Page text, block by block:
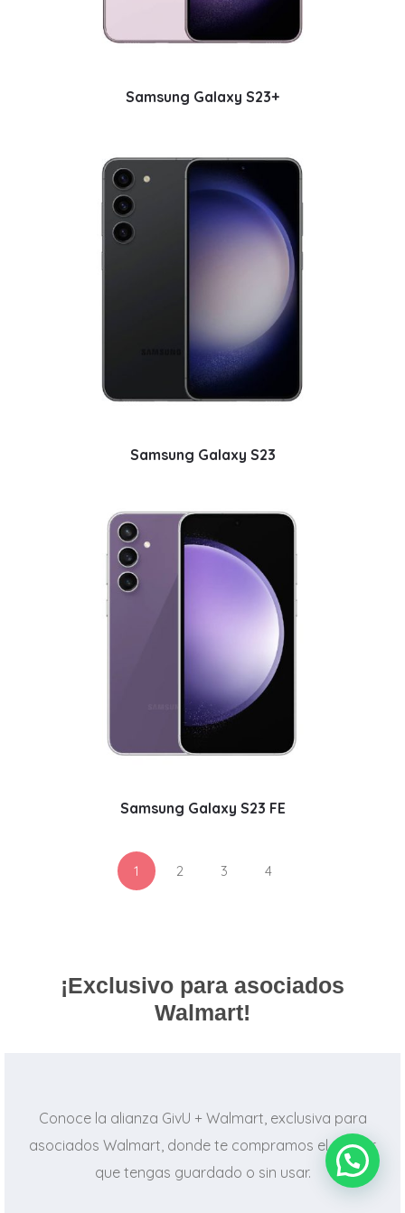
Samsung Galaxy S23+
Samsung Galaxy S23
Samsung Galaxy S23 FE
1 2 3 4
¡Exclusivo para asociados
Walmart!
Conoce la alianza GivU + Walmart, exclusiva para
asociados Walmart, donde te compramos el celular
que tengas guardado o sin usar.